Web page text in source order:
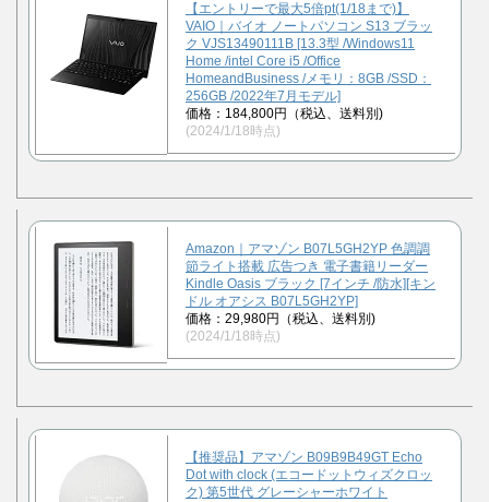
【エントリーで最大5倍pt(1/18まで)】
VAIO｜バイオ ノートパソコン S13 ブラッ
ク VJS13490111B [13.3型 /Windows11
Home /intel Core i5 /Office
HomeandBusiness /メモリ：8GB /SSD：
256GB /2022年7月モデル]
価格：184,800円（税込、送料別)
(2024/1/18時点)
Amazon｜アマゾン B07L5GH2YP 色調調
節ライト搭載 広告つき 電子書籍リーダー
Kindle Oasis ブラック [7インチ /防水][キン
ドル オアシス B07L5GH2YP]
価格：29,980円（税込、送料別)
(2024/1/18時点)
【推奨品】アマゾン B09B9B49GT Echo
Dot with clock (エコードットウィズクロッ
ク) 第5世代 グレーシャーホワイト